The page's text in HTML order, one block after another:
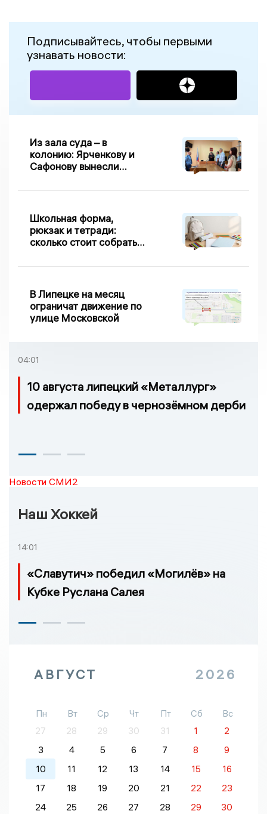
Подписывайтесь, чтобы первыми
узнавать новости:
Из зала суда – в
колонию: Ярченкову и
Сафонову вынесли
взятке
Школьная форма,
рюкзак и тетради:
сколько стоит собрать
Липецке в 2026 году
В Липецке на месяц
ограничат движение по
улице Московской
04:01
10 августа липецкий «Металлург»
одержал победу в чернозёмном дерби
Новости СМИ2
Наш Хоккей
14:01
«Славутич» победил «Могилёв» на
Кубке Руслана Салея
АВГУСТ 2026
Пн Вт Ср Чт Пт Сб
Вс
27
28 29 30 31 1
2
3
4 5 6 7 8
9
10
11 12 13 14 15
16
17
18 19 20 21 22
23
24
25 26 27 28 29
30